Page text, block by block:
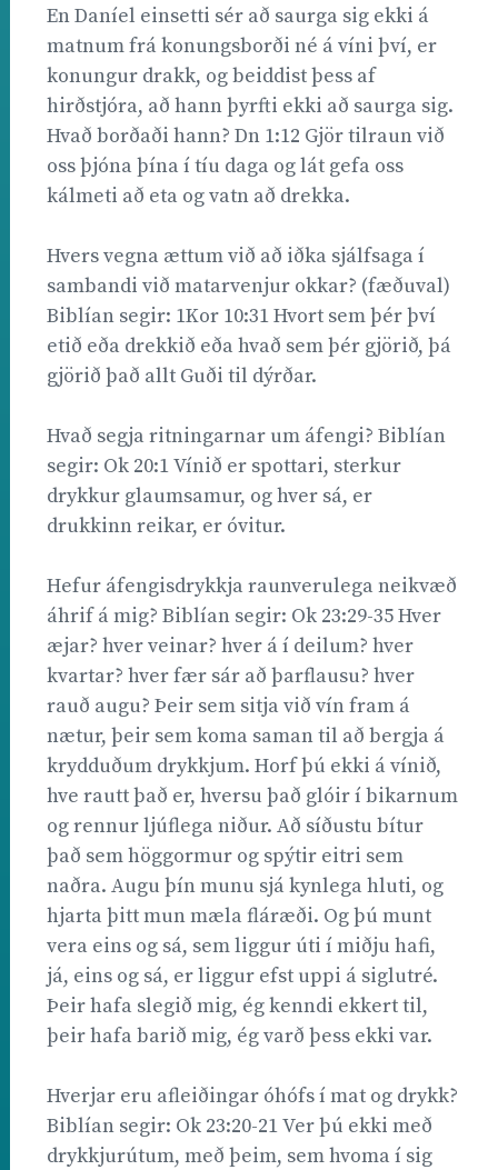
En Daníel einsetti sér að saurga sig ekki á
matnum frá konungsborði né á víni því, er
konungur drakk, og beiddist þess af
hirðstjóra, að hann þyrfti ekki að saurga sig.
Hvað borðaði hann? Dn 1:12 Gjör tilraun við
oss þjóna þína í tíu daga og lát gefa oss
kálmeti að eta og vatn að drekka. 
Hvers vegna ættum við að iðka sjálfsaga í
sambandi við matarvenjur okkar? (fæðuval)
Biblían segir: 1Kor 10:31 Hvort sem þér því
etið eða drekkið eða hvað sem þér gjörið, þá
gjörið það allt Guði til dýrðar.
Hvað segja ritningarnar um áfengi? Biblían
segir: Ok 20:1 Vínið er spottari, sterkur
drykkur glaumsamur, og hver sá, er
drukkinn reikar, er óvitur.
Hefur áfengisdrykkja raunverulega neikvæð
áhrif á mig? Biblían segir: Ok 23:29-35 Hver
æjar? hver veinar? hver á í deilum? hver
kvartar? hver fær sár að þarflausu? hver
rauð augu? Þeir sem sitja við vín fram á
nætur, þeir sem koma saman til að bergja á
krydduðum drykkjum. Horf þú ekki á vínið,
hve rautt það er, hversu það glóir í bikarnum
og rennur ljúflega niður. Að síðustu bítur
það sem höggormur og spýtir eitri sem
naðra. Augu þín munu sjá kynlega hluti, og
hjarta þitt mun mæla fláræði. Og þú munt
vera eins og sá, sem liggur úti í miðju hafi,
já, eins og sá, er liggur efst uppi á siglutré.
Þeir hafa slegið mig, ég kenndi ekkert til,
þeir hafa barið mig, ég varð þess ekki var.
Hverjar eru afleiðingar óhófs í mat og drykk?
Biblían segir: Ok 23:20-21 Ver þú ekki með
drykkjurútum, með þeim, sem hvoma í sig